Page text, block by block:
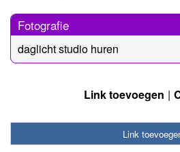
Fotografie
daglicht studio huren
Link toevoegen
Link